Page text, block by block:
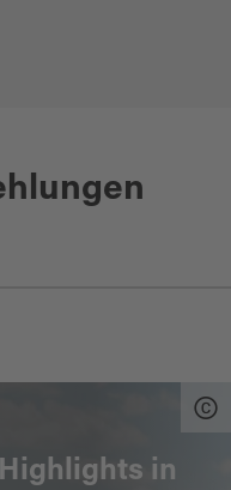
BEWAHRT"
in